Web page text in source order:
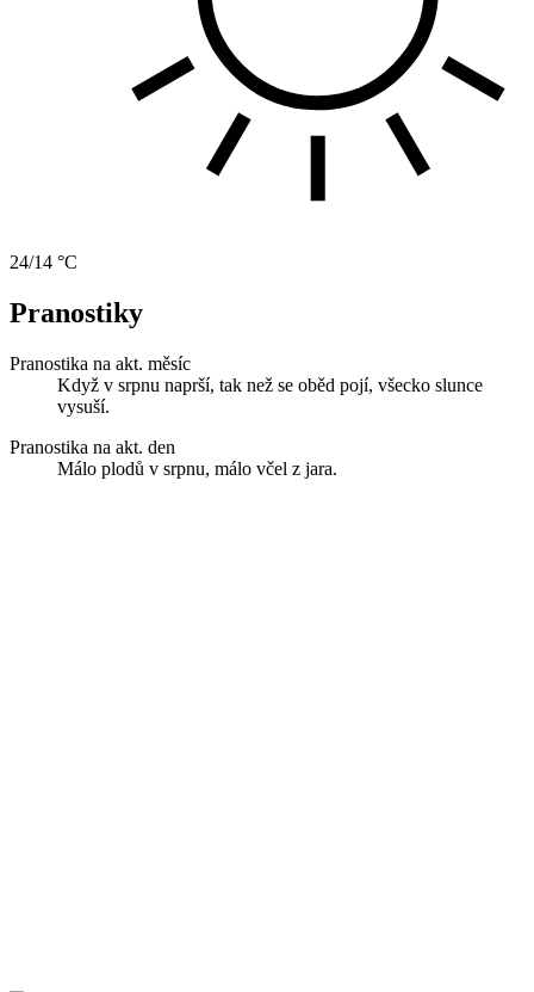
24/14 °C
Pranostiky
Pranostika na akt. měsíc
Když v srpnu naprší, tak než se oběd pojí, všecko slunce
vysuší.
Pranostika na akt. den
Málo plodů v srpnu, málo včel z jara.